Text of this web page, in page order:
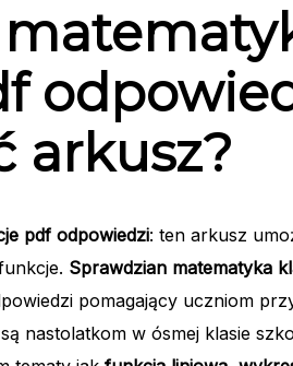
arkusz?
pdf odpowiedzi: ten arkusz
Sprawdzian matematyka
pomagający uczniom
nastolatkom w ósmej klasie